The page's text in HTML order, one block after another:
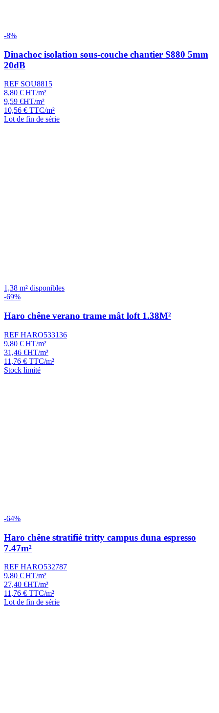
-8%
Dinachoc isolation sous-couche chantier S880 5mm
20dB
REF SOU8815
8,80 € HT/m²
9,59 €HT/m²
10,56 € TTC/m²
Lot de fin de série
1,38 m² disponibles
-69%
Haro chêne verano trame mât loft 1.38M²
REF HARO533136
9,80 € HT/m²
31,46 €HT/m²
11,76 € TTC/m²
Stock limité
-64%
Haro chêne stratifié tritty campus duna espresso
7.47m²
REF HARO532787
9,80 € HT/m²
27,40 €HT/m²
11,76 € TTC/m²
Lot de fin de série